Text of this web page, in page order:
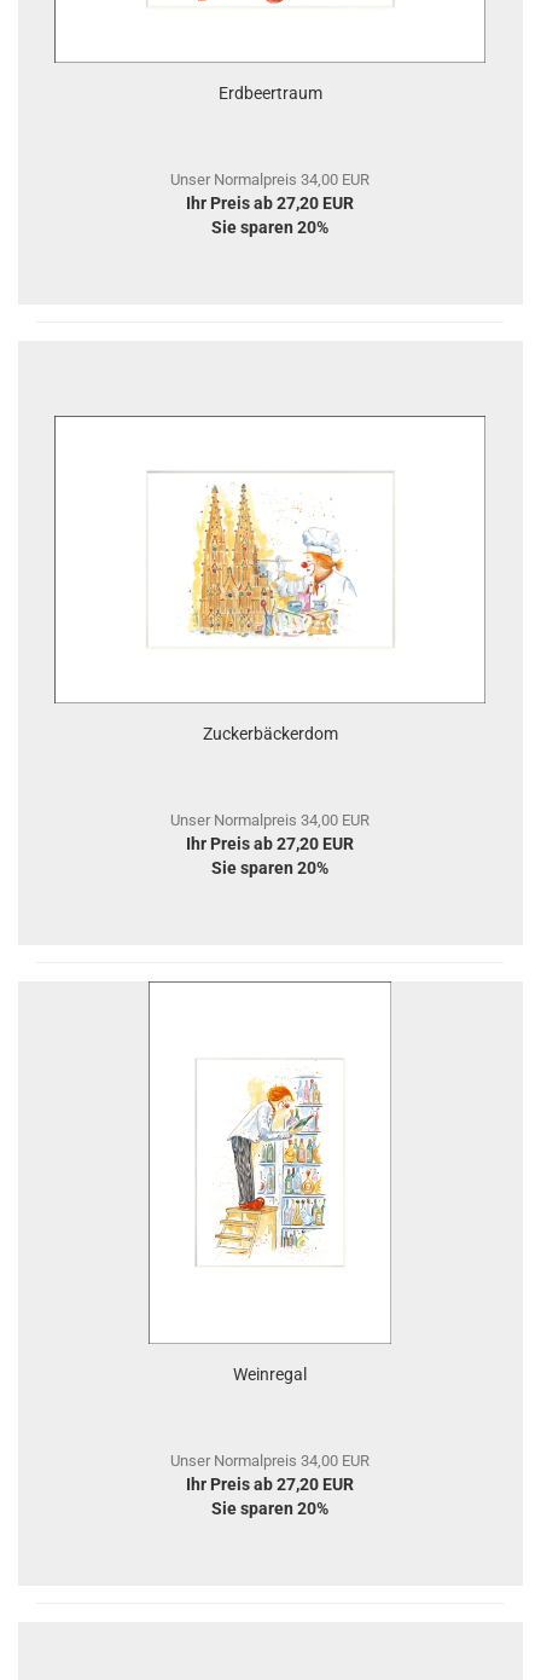
Erdbeertraum
Unser Normalpreis 34,00 EUR
Ihr Preis ab 27,20 EUR
Sie sparen 20%
Zuckerbäckerdom
Unser Normalpreis 34,00 EUR
Ihr Preis ab 27,20 EUR
Sie sparen 20%
Weinregal
Unser Normalpreis 34,00 EUR
Ihr Preis ab 27,20 EUR
Sie sparen 20%